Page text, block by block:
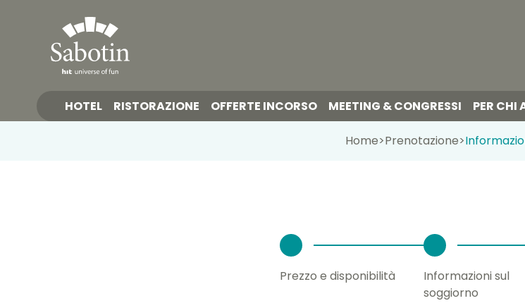
HOTEL RISTORAZIONE OFFERTE INCORSO MEETING & CONGRESSI PER CHI
Home>Prenotazione>
Prezzo e disponibilità
Informazioni sul
soggiorno